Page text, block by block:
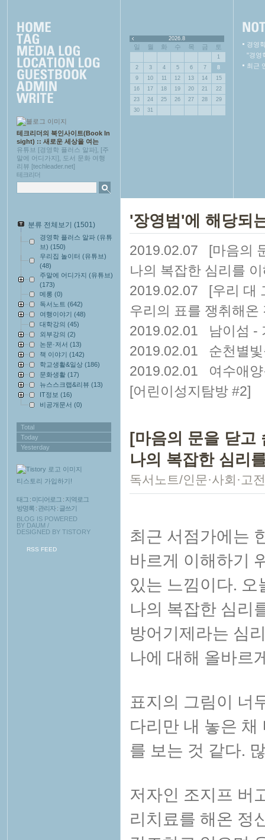
테크리더의 북인사이트(Book In
sight) :: 새로운 세상을 여는
유튜브 [경영학 플러스 알파], [주
말에 어디가지], 도서 문화 여행
리뷰 [techleader.net]
테크리더
분류 전체보기 (1501)
경영학 플러스 알파 (유튜
브) (150)
우리집 놀이터 (유튜브)
(48)
주말에 어디가지 (유튜브)
(173)
메롱 (0)
독서노트 (642)
여행이야기 (48)
대학강의 (45)
외부강의 (2)
논문·저서 (13)
책 이야기 (142)
학교생활&일상 (186)
문화생활 (17)
뉴스스크랩&리뷰 (13)
IT정보 (16)
비공개문서 (0)
Total
Today
Yesterday
티스토리 가입하기!
태그 : 미디어로그 : 지역로그
방명록 : 관리자: 글쓰기
BLOG IS POWERED
BY DAUM /
DESIGNED BY TISTORY
RSS FEED
2026.8
일 월 화 수 목 금 토
1
2
3 4 5 6 7
8
9
10 11 12 13 14
15
16
17 18 19 20 21
22
23
24 25 26 27 28
29
30
31
경영
"경영
최근
'장영범'에 해당되
2019.02.07
[마음의
나의 복잡한 심리를
2019.02.07
[우리 대
우리의 표를 쟁취해온
2019.02.01
남이섬 -
2019.02.01
순천별
2019.02.01
여수애
[어린이성지탐방 #2]
[마음의 문을 닫고
나의 복잡한 심리
독서노트/인문·사회·고전
최근 서점가에는
바르게 이해하기
있는 느낌이다.
나의 복잡한 심리
방어기제라는 심
나에 대해 올바르
표지의 그림이 너
다리만 내 놓은
를 보는 것 같다.
저자인 조지프 버
리치료를 해온 정